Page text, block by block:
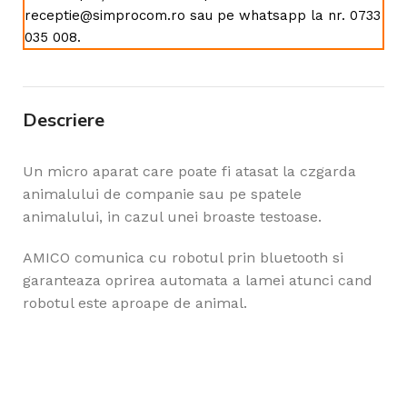
receptie@simprocom.ro sau pe whatsapp la nr. 0733
035 008.
Descriere
Un micro aparat care poate fi atasat la czgarda
animalului de companie sau pe spatele
animalului, in cazul unei broaste testoase.
AMICO comunica cu robotul prin bluetooth si
garanteaza oprirea automata a lamei atunci cand
robotul este aproape de animal.